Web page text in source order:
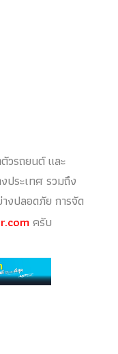
วรถยนต์ และ
ประเทศ รวมถึง
งปลอดภัย การจัด
ครับ